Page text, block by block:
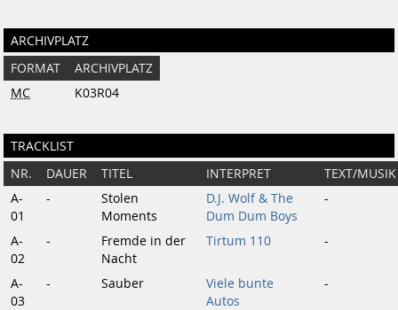
ARCHIVPLATZ
FORMAT
ARCHIVPLATZ
MC
K03R04
TRACKLIST
NR. DAUER TITEL INTERPRET
TEXT/MUSIK
A-
01
-
Stolen
Moments
D.J. Wolf & The
Dum Dum Boys
-
A-
02
-
Fremde in der
Nacht
Tirtum 110 -
A-
03
- Sauber
Viele bunte
Autos
-